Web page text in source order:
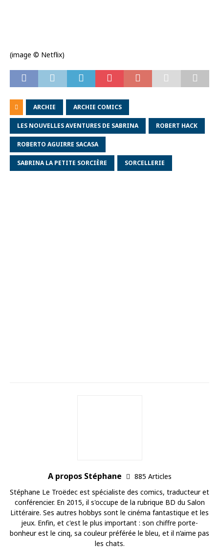
(image © Netflix)
ARCHIE ARCHIE COMICS
LES NOUVELLES AVENTURES DE SABRINA ROBERT HACK
ROBERTO AGUIRRE SACASA
SABRINA LA PETITE SORCIÈRE SORCELLERIE
A propos Stéphane
885 Articles
Stéphane Le Troëdec est spécialiste des comics, traducteur et
conférencier. En 2015, il s'occupe de la rubrique BD du Salon
Littéraire. Ses autres hobbys sont le cinéma fantastique et les
jeux. Enfin, et c'est le plus important : son chiffre porte-
bonheur est le cinq, sa couleur préférée le bleu, et il n’aime pas
les chats.